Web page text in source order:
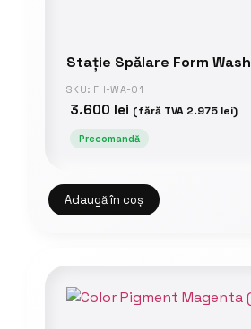
Stație Spălare Form Wash
SKU: FH-WA-01
3.600 lei (fără TVA 2.975 lei)
Precomandă
Adaugă în coș